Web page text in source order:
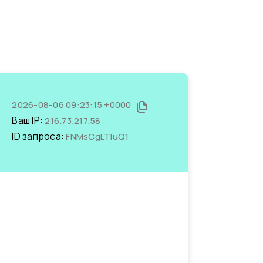
2026-08-06 09:23:15 +0000
Ваш IP:216.73.217.58
ID запроса:FNMsCgLTluQ1